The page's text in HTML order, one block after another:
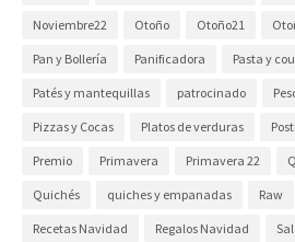
Noviembre22 Otoño Otoño21
Pan y Bollería Panificadora Pasta y
Patés y mantequillas patrocinado
Pizzas y Cocas Platos de verduras
Premio Primavera Primavera 22
Quichés quiches y empanadas Raw
Recetas Navidad Regalos Navidad